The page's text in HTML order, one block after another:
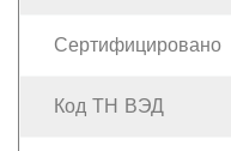
Сертифицировано
Код ТН ВЭД